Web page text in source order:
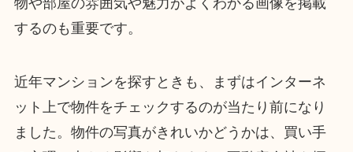
するのも重要です。
近年マンションを探すときも、まずはインターネ
ット上で物件をチェックするのが当たり前になり
ました。物件の写真がきれいかどうかは、買い手